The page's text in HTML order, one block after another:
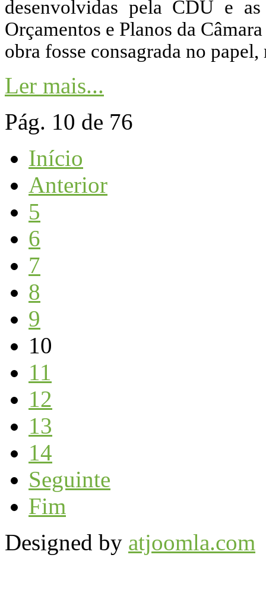
desenvolvidas pela CDU e
Orçamentos e Planos da
obra fosse consagrada no
Ler mais...
Pág. 10 de 76
Início
Anterior
5
6
7
8
9
10
11
12
13
14
Seguinte
Fim
Designed by atjoomla.com